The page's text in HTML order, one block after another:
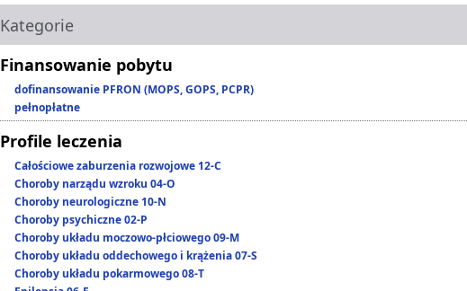
Kategorie
Finansowanie pobytu
dofinansowanie PFRON (MOPS, GOPS, PCPR)
pełnopłatne
Profile leczenia
Całościowe zaburzenia rozwojowe 12-C
Choroby narządu wzroku 04-O
Choroby neurologiczne 10-N
Choroby psychiczne 02-P
Choroby układu moczowo-płciowego 09-M
Choroby układu oddechowego i krążenia 07-S
Choroby układu pokarmowego 08-T